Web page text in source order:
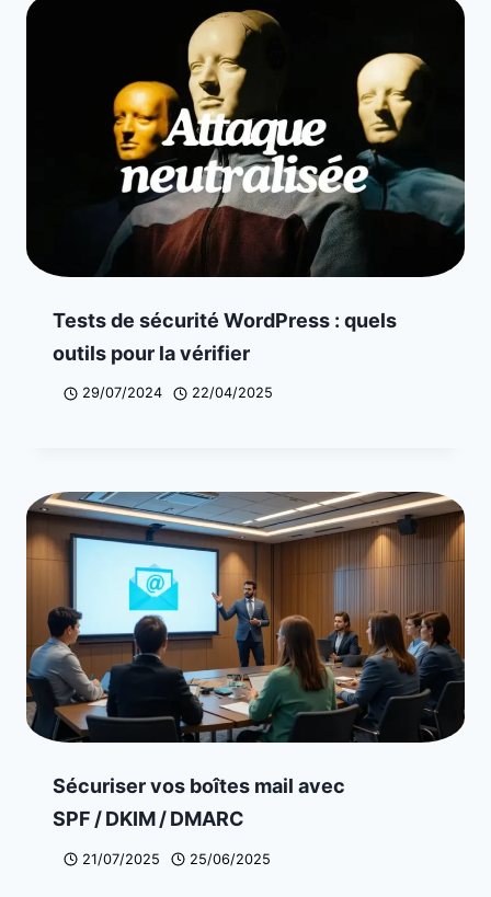
Tests de sécurité WordPress : quels
outils pour la vérifier
29/07/2024 22/04/2025
Sécuriser vos boîtes mail avec
SPF / DKIM / DMARC
21/07/2025 25/06/2025